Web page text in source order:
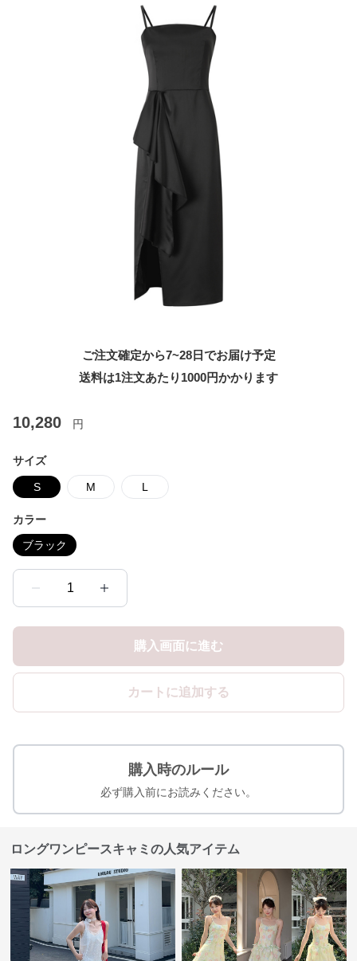
ご注文確定から7~28日でお届け予定
送料は1注文あたり 1000円かかります
10,280 円
サイズ
S M L
カラー
ブラック
1
購入画面に進む
カートに追加する
購入時のルール
必ず購入前にお読みください。
ロングワンピースキャミの人気アイテム